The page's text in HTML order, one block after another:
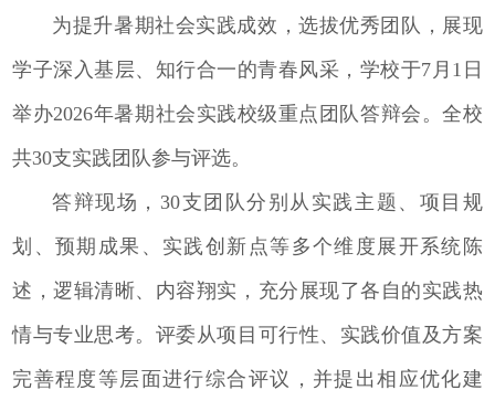
为提升暑期社会实践成效，选拔优秀团队，展现
学子深入基层、知行合一的青春风采，学校于7月1日
举办2026年暑期社会实践校级重点团队答辩会。全校
共30支实践团队参与评选。
答辩现场，30支团队分别从实践主题、项目规
划、预期成果、实践创新点等多个维度展开系统陈
述，逻辑清晰、内容翔实，充分展现了各自的实践热
情与专业思考。评委从项目可行性、实践价值及方案
完善程度等层面进行综合评议，并提出相应优化建